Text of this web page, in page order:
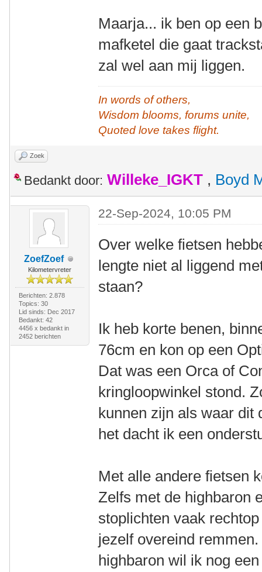
Maarja... ik ben op een
mafketel die gaat
zal wel aan mij liggen.
In words of others,
Wisdom blooms, forums unite,
Quoted love takes flight.
Zoek
Bedankt door: Willeke_IGKT , Boyd
ZoefZoef
Kilometervreter
Berichten: 2.878
Topics: 30
Lid sinds: Dec 2017
Bedankt: 42
4456 x bedankt in
2452 berichten
22-Sep-2024, 10:05 PM
Over welke fietsen
lengte niet al liggend
staan?
Ik heb korte benen,
76cm en kon op een
Dat was een Orca of
kringloopwinkel stond.
kunnen zijn als waar dit
het dacht ik een
Met alle andere fietsen
Zelfs met de highbaron
stoplichten vaak
jezelf overeind
highbaron wil ik nog